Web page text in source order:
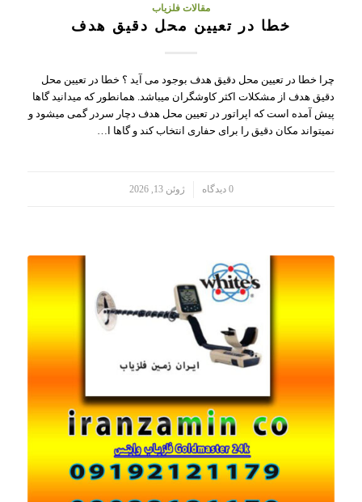
مقالات فلزیاب
خطا در تعیین محل دقیق هدف
چرا خطا در تعیین محل دقیق هدف بوجود می آید ؟ خطا در تعیین محل
دقیق هدف از مشکلات اکثر کاوشگران میباشد. همانطور که میدانید گاها
پیش آمده است که اپراتور در تعیین محل هدف دچار سردر گمی میشود و
نمیتواند مکان دقیق را برای حفاری انتخاب کند و گاها ا…
0 دیدگاه ژوئن 13, 2026